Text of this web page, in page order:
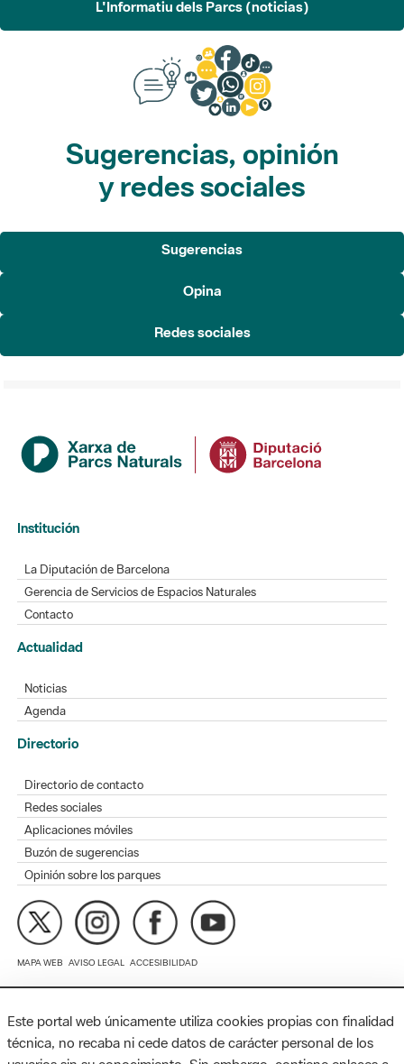
Sugerencias, opinión
y redes sociales
Opina
Redes sociales
La Diputación de Barcelona
Contacto
Actualidad
Noticias
Directorio
Directorio de contacto
Aplicaciones móviles
Buzón de sugerencias
Opinión sobre los parques
MAPA WEB AVISO LEGAL ACCESIBILIDAD
Diputación de Barcelona. Edifici Llacuna, 1a planta. Badajoz, 49.
Este portal web únicamente utiliza cookies propias con finalidad
técnica, no recaba ni cede datos de carácter personal de los